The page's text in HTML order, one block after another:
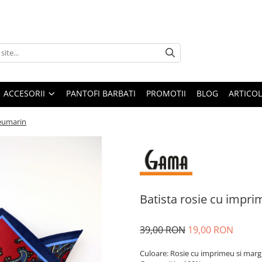
ACCESORII PANTOFI BARBATI PROMOTII BLOG
Batista rosie cu
39,00 RON 19,00 RON
Culoare: Rosie cu imprimeu si